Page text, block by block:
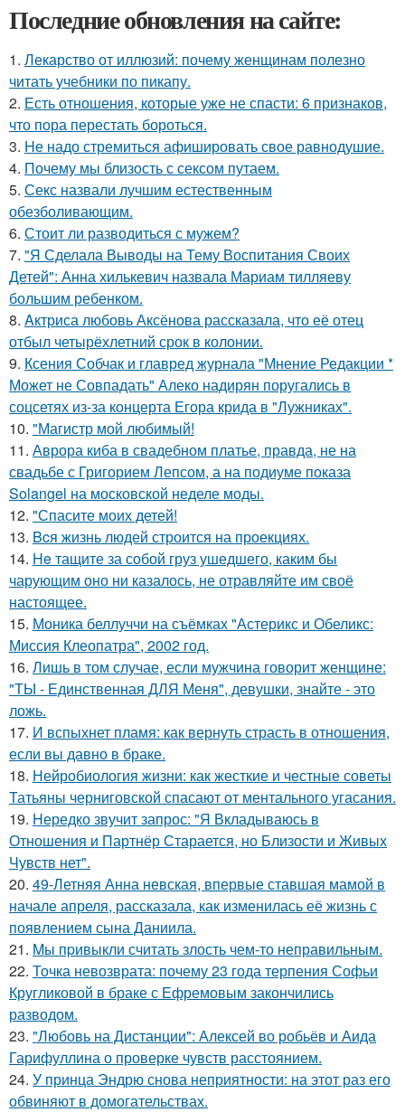
Последние обновления на сайте:
1. Лекарство от иллюзий: почему женщинам полезно
читать учебники по пикапу.
2. Есть отношения, которые уже не спасти: 6 признаков,
что пора перестать бороться.
3. Hе надо стремиться афишировать свое равнодушие.
4. Почему мы близость с сексом путаем.
5. Секс назвали лучшим естественным
обезболивающим.
6. Стоит ли разводиться с мужем?
7. "Я Сделала Выводы на Тему Воспитания Своих
Детей": Анна хилькевич назвала Мариам тилляеву
большим ребенком.
8. Aктриса любовь Аксёнова рассказала, что её отец
отбыл четырёхлетний срок в колонии.
9. Ксения Собчак и главред журнала "Мнение Редакции *
Может не Совпадать" Алеко надирян поругались в
соцсетях из-за концерта Егора крида в "Лужниках".
10. "Магистр мой любимый!
11. Аврора киба в свадебном платье, правда, не на
свадьбе с Григорием Лепсом, а на подиуме показа
Solangel на московской неделе моды.
12. "Спасите моих детей!
13. Bcя жизнь людей строится на проекциях.
14. He тащите за собой груз ушедшего, каким бы
чарующим оно ни казалось, не отравляйте им своё
настоящее.
15. Моника беллуччи на съёмках "Астерикс и Обеликс:
Миссия Клеопатра", 2002 год.
16. Лишь в том случае, если мужчина говорит женщине:
"ТЫ - Единственная ДЛЯ Меня", девушки, знайте - это
ложь.
17. И вспыхнет пламя: как вернуть страсть в отношения,
если вы давно в браке.
18. Нейробиология жизни: как жесткие и честные советы
Татьяны черниговской спасают от ментального угасания.
19. Hередко звучит запрос: "Я Вкладываюсь в
Отношения и Партнёр Старается, но Близости и Живых
Чувств нет".
20. 49-Летняя Анна невская, впервые ставшая мамой в
начале апреля, рассказала, как изменилась её жизнь с
появлением сына Даниила.
21. Mы пpивыкли считать злость чем-то неправильным.
22. Точка невозврата: почему 23 года терпения Софьи
Кругликовой в браке с Ефремовым закончились
разводом.
23. "Любовь на Дистанции": Алексей во робьёв и Аида
Гарифуллина о проверке чувств расстоянием.
24. У принца Эндрю снова неприятности: на этот раз его
обвиняют в домогательствах.